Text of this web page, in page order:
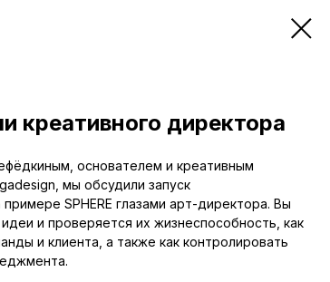
креативного директора
основателем и креативным
мы обсудили запуск
SPHERE глазами арт-директора. Вы
и проверяется их жизнеспособность, как
и клиента, а также как контролировать